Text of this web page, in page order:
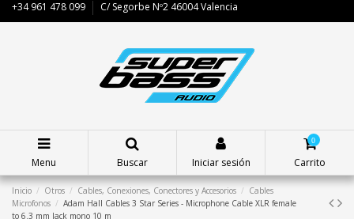
+34 961 478 099 C/ Segorbe Nº2 46004 Valencia
Menu Buscar Iniciar sesión
0
Carrito
Inicio Otros Cables, Conexiones, Conectores y Accesorios
Cables
Microfonos
Adam Hall Cables 3 Star Series - Microphone Cable XLR female
to 6.3 mm Jack mono 10 m